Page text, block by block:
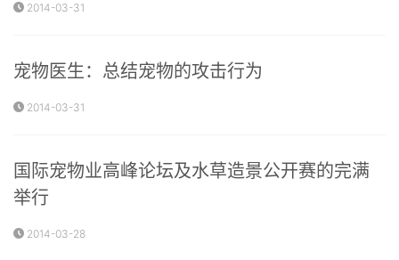
2014-03-31
宠物医生：总结宠物的攻击行为
2014-03-31
国际宠物业高峰论坛及水草造景公开赛的完满
举行
2014-03-28